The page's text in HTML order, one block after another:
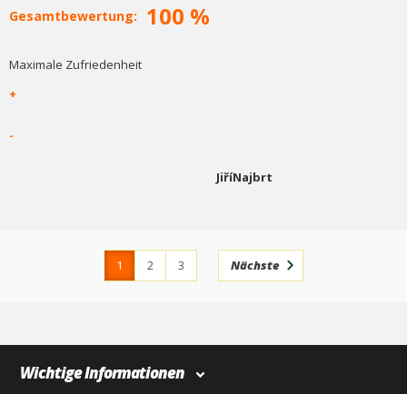
Gesamtbewertung: 100 %
Maximale Zufriedenheit
+
-
JiříNajbrt
1 2
3
Nächste
Wichtige Informationen